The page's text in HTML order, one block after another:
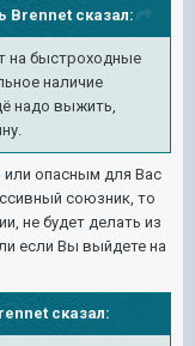
Brennet сказал:
на быстроходные
наличие
надо выжить,
или опасным для Вас
союзник, то
не будет делать из
если Вы выйдете на
сказал: